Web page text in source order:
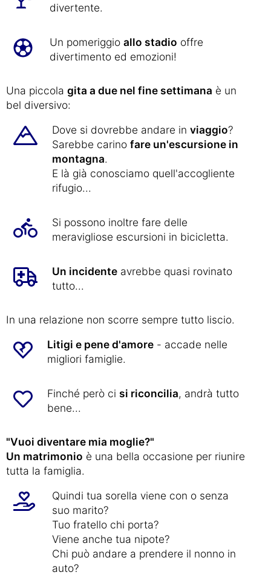
divertente.
Un pomeriggio allo stadio offre
divertimento ed emozioni!
Una piccola gita a due nel fine settimana è un
bel diversivo:
Dove si dovrebbe andare in viaggio?
Sarebbe carino fare un'escursione in
montagna.
E là già conosciamo quell'accogliente
rifugio...
Si possono inoltre fare delle
meravigliose escursioni in bicicletta.
Un incidente avrebbe quasi rovinato
tutto...
In una relazione non scorre sempre tutto liscio.
Litigi e pene d'amore - accade nelle
migliori famiglie.
Finché però ci si riconcilia, andrà tutto
bene...
"Vuoi diventare mia moglie?"
Un matrimonio è una bella occasione per riunire
tutta la famiglia.
Quindi tua sorella viene con o senza
suo marito?
Tuo fratello chi porta?
Viene anche tua nipote?
Chi può andare a prendere il nonno in
auto?